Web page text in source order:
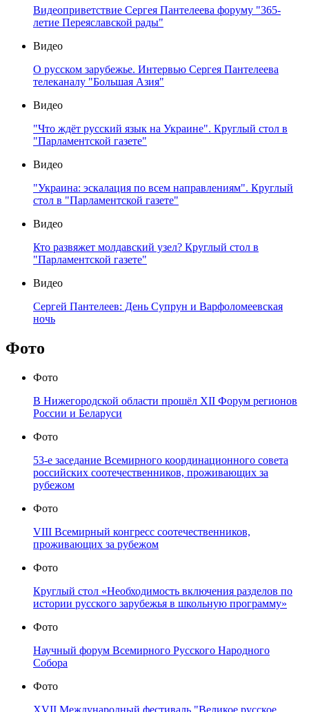
Видеоприветствие Сергея Пантелеева форуму "365-
летие Переяславской рады"
Видео
О русском зарубежье. Интервью Сергея Пантелеева
телеканалу "Большая Азия"
Видео
"Что ждёт русский язык на Украине". Круглый стол в
"Парламентской газете"
Видео
"Украина: эскалация по всем направлениям". Круглый
стол в "Парламентской газете"
Видео
Кто развяжет молдавский узел? Круглый стол в
"Парламентской газете"
Видео
Сергей Пантелеев: День Супрун и Варфоломеевская
ночь
Фото
Фото
В Нижегородской области прошёл XII Форум регионов
России и Беларуси
Фото
53-е заседание Всемирного координационного совета
российских соотечественников, проживающих за
рубежом
Фото
VIII Всемирный конгресс соотечественников,
проживающих за рубежом
Фото
Круглый стол «Необходимость включения разделов по
истории русского зарубежья в школьную программу»
Фото
Научный форум Всемирного Русского Народного
Собора
Фото